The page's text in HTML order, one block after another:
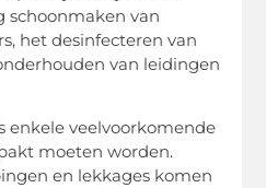
schoonmaken van
het desinfecteren van
van leidingen
enkele veelvoorkomende
moeten worden.
en lekkages komen